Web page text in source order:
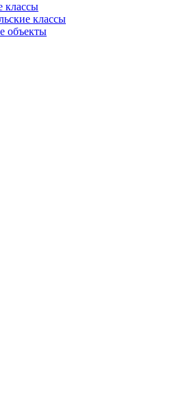
классы
классы
объекты